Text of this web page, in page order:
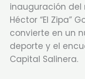
inauguración del
Héctor “El Zipa”
convierte en un
deporte y el
Capital Salinera.